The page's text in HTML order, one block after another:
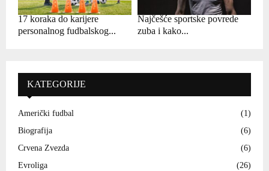
17 koraka do karijere
personalnog fudbalskog...
Najčešće sportske povrede
zuba i kako...
KATEGORIJE
Američki fudbal
(1)
Biografija
(6)
Crvena Zvezda
(6)
Evroliga
(26)